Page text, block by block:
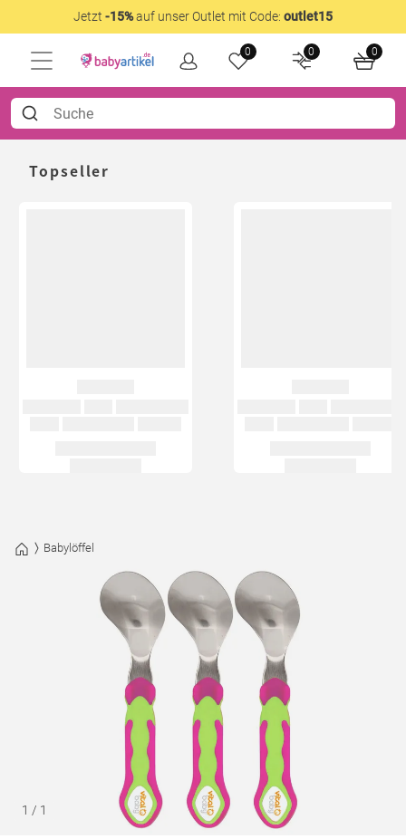
Jetzt -15%auf unser Outlet mit Code: outlet15
0 0 0
Topseller
Babylöffel
1 / 1